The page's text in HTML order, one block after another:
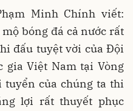
Minh Chính viết:
bóng đá cả nước rất
đấu tuyệt vời của Đội
gia Việt Nam tại Vòng
tuyển của chúng ta thi
lợi rất thuyết phục